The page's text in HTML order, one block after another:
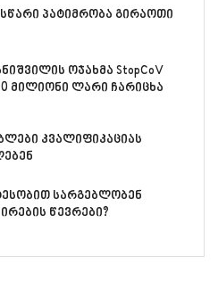
პატიმრობა გირაოთი
ოჯახმა StopCoV
მილიონი ლარი ჩარიცხა
კვალიფიკაციას
სარგებლობენ
წევრები?